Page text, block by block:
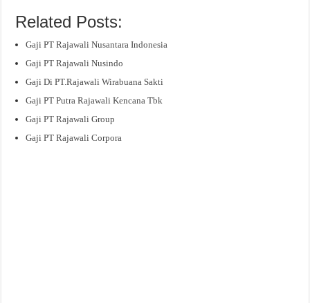
Related Posts:
Gaji PT Rajawali Nusantara Indonesia
Gaji PT Rajawali Nusindo
Gaji Di PT.Rajawali Wirabuana Sakti
Gaji PT Putra Rajawali Kencana Tbk
Gaji PT Rajawali Group
Gaji PT Rajawali Corpora